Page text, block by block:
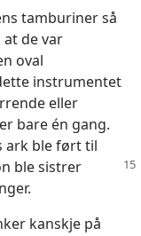
tamburiner så
de var
oval
instrumentet
eller
bare én gang.
ark ble ført til
ble sistrer
kanskje på